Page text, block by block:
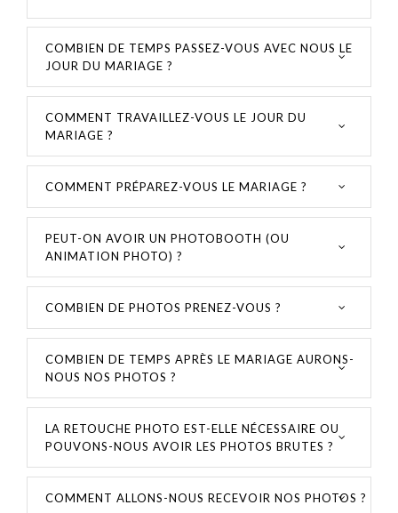
COMBIEN DE TEMPS PASSEZ-VOUS AVEC NOUS LE
JOUR DU MARIAGE ?
COMMENT TRAVAILLEZ-VOUS LE JOUR DU
MARIAGE ?
COMMENT PRÉPAREZ-VOUS LE MARIAGE ?
PEUT-ON AVOIR UN PHOTOBOOTH (OU
ANIMATION PHOTO) ?
COMBIEN DE PHOTOS PRENEZ-VOUS ?
COMBIEN DE TEMPS APRÈS LE MARIAGE AURONS-
NOUS NOS PHOTOS ?
LA RETOUCHE PHOTO EST-ELLE NÉCESSAIRE OU
POUVONS-NOUS AVOIR LES PHOTOS BRUTES ?
COMMENT ALLONS-NOUS RECEVOIR NOS PHOTOS ?